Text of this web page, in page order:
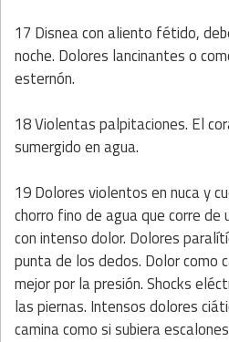
17 Disnea con aliento fétido,
noche. Dolores lancinantes o
esternón.
18 Violentas palpitaciones. El
sumergido en agua.
19 Dolores violentos en nuca y
chorro fino de agua que corre de
con intenso dolor. Dolores
punta de los dedos. Dolor como
mejor por la presión. Shocks
las piernas. Intensos dolores
camina como si subiera